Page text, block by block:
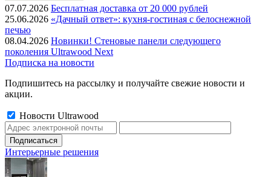
07.07.2026 Бесплатная доставка от 20 000 рублей
25.06.2026 «Дачный ответ»: кухня-гостиная с белоснежной
печью
08.04.2026 Новинки! Стеновые панели следующего
поколения Ultrawood Next
Подписка на новости
Подпишитесь на рассылку и получайте свежие новости и
акции.
Новости Ultrawood
Интерьерные решения